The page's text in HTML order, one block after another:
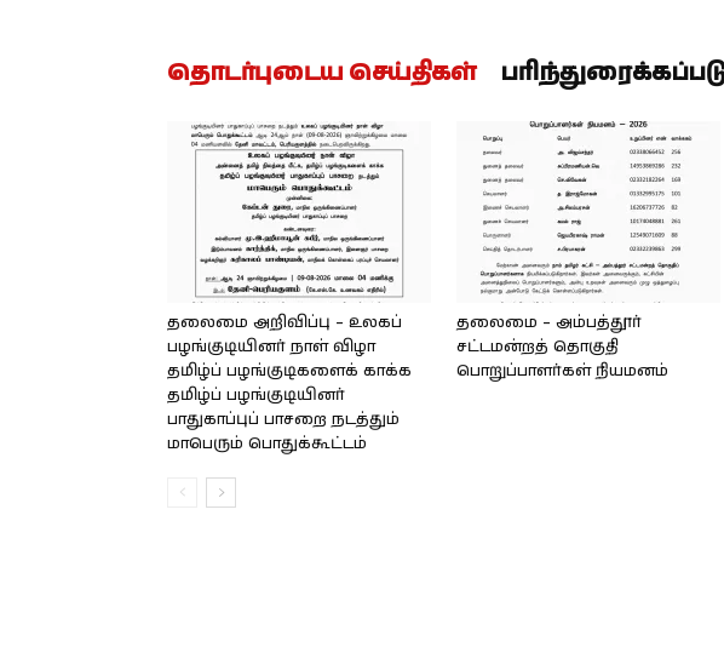
தொடர்புடைய செய்திகள்
தலைமை அறிவிப்பு – உலகப்
பழங்குடியினர் நாள் விழா
தமிழ்ப் பழங்குடிகளைக் காக்க
தமிழ்ப் பழங்குடியினர்
பாதுகாப்புப் பாசறை நடத்தும்
மாபெரும் பொதுக்கூட்டம்
தலைமை – அம்பத்தூர்
சட்டமன்றத் தொகுதி
பொறுப்பாளர்கள் நியமனம்